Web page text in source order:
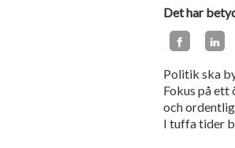
Det har
Politik ska
Fokus på
och
I tuffa tider